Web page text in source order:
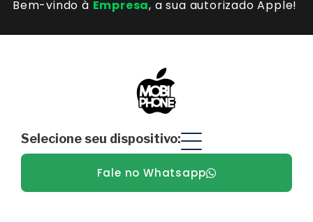
Bem-vindo à Empresa, a sua autorizado Apple! ​
Selecione seu dispositivo:
Fale no Whatsapp